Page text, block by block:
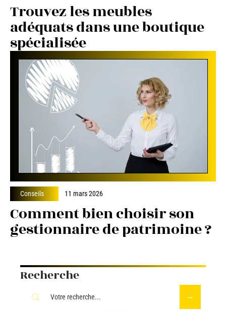
Trouvez les meubles
adéquats dans une boutique
spécialisée
Conseils 11 mars 2026
Comment bien choisir son
gestionnaire de patrimoine ?
Recherche